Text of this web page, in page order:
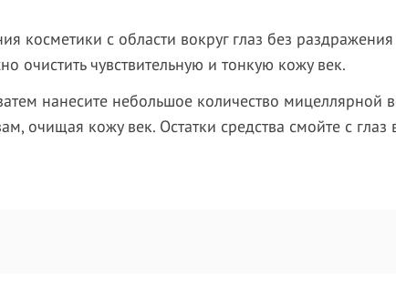
косметики с области вокруг глаз без
чувствительную и тонкую кожу век.
нанесите небольшое количество мицеллярной
очищая кожу век. Остатки средства смойте с глаз